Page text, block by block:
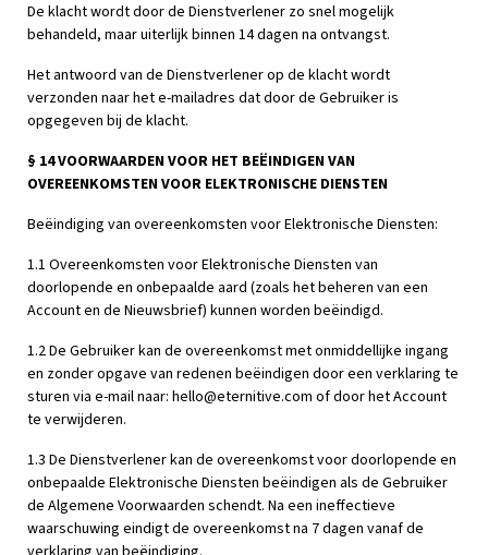
De klacht wordt door de Dienstverlener zo snel mogelijk
behandeld, maar uiterlijk binnen 14 dagen na ontvangst.
Het antwoord van de Dienstverlener op de klacht wordt
verzonden naar het e-mailadres dat door de Gebruiker is
opgegeven bij de klacht.
§ 14 VOORWAARDEN VOOR HET BEËINDIGEN VAN
OVEREENKOMSTEN VOOR ELEKTRONISCHE DIENSTEN
Beëindiging van overeenkomsten voor Elektronische Diensten:
1.1 Overeenkomsten voor Elektronische Diensten van
doorlopende en onbepaalde aard (zoals het beheren van een
Account en de Nieuwsbrief) kunnen worden beëindigd.
1.2 De Gebruiker kan de overeenkomst met onmiddellijke ingang
en zonder opgave van redenen beëindigen door een verklaring te
sturen via e-mail naar: hello@eternitive.com of door het Account
te verwijderen.
1.3 De Dienstverlener kan de overeenkomst voor doorlopende en
onbepaalde Elektronische Diensten beëindigen als de Gebruiker
de Algemene Voorwaarden schendt. Na een ineffectieve
waarschuwing eindigt de overeenkomst na 7 dagen vanaf de